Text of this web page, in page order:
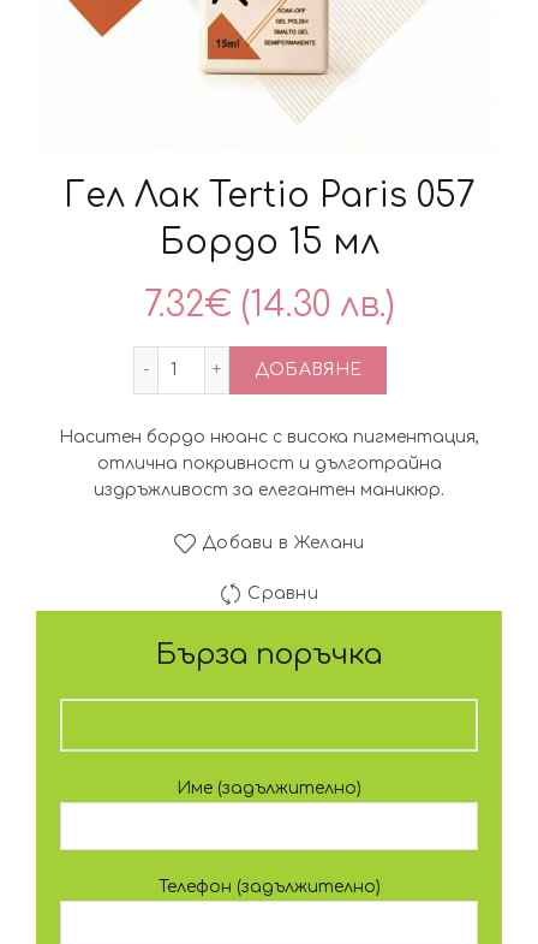
Гел Лак Tertio Paris 057
Бордо 15 мл
7.32€ (14.30 лв.)
ДОБАВЯНЕ
Наситен бордо нюанс с висока пигментация,
отлична покривност и дълготрайна
издръжливост за елегантен маникюр.
Добави в Желани
Сравни
Бърза поръчка
Име (задължително)
Телефон (задължително)